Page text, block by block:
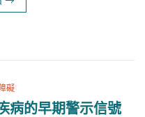
礙
病的早期警示信號